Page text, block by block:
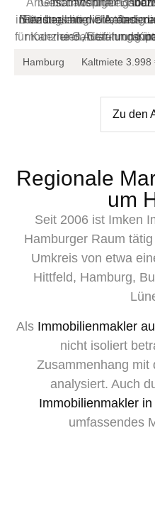
individuell an die
Arbeitsatmosphäre.
Fenster, eine vollständig
moderne Sanitär- und
hochwertiger
Nutzungsmöglichkeiten
für Kanzleien,
Bitte beachten Sie, dass
und Ausführung
Der beigefügte
Hamburg Kaltmiete 3.998
Zu den
Regionale
um
Seit 2006 ist Imken
Hamburger Raum
Umkreis von etwa
Hittfeld, Hamburg,
AlsImmobilienmakler
nicht isoliert
Zusammenhang mit
analysiert. Auch
Immobilienmakler
umfassendes